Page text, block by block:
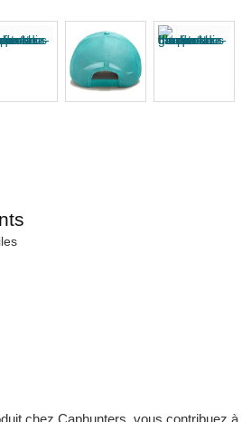
chez Caphunters, vous contribuez